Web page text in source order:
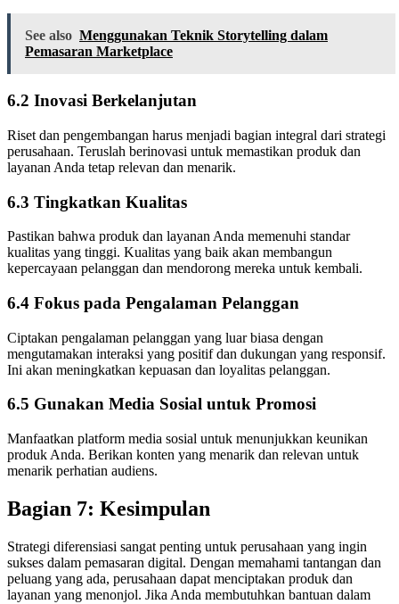
See also Menggunakan Teknik Storytelling dalam
Pemasaran Marketplace
6.2 Inovasi Berkelanjutan
Riset dan pengembangan harus menjadi bagian integral dari strategi
perusahaan. Teruslah berinovasi untuk memastikan produk dan
layanan Anda tetap relevan dan menarik.
6.3 Tingkatkan Kualitas
Pastikan bahwa produk dan layanan Anda memenuhi standar
kualitas yang tinggi. Kualitas yang baik akan membangun
kepercayaan pelanggan dan mendorong mereka untuk kembali.
6.4 Fokus pada Pengalaman Pelanggan
Ciptakan pengalaman pelanggan yang luar biasa dengan
mengutamakan interaksi yang positif dan dukungan yang responsif.
Ini akan meningkatkan kepuasan dan loyalitas pelanggan.
6.5 Gunakan Media Sosial untuk Promosi
Manfaatkan platform media sosial untuk menunjukkan keunikan
produk Anda. Berikan konten yang menarik dan relevan untuk
menarik perhatian audiens.
Bagian 7: Kesimpulan
Strategi diferensiasi sangat penting untuk perusahaan yang ingin
sukses dalam pemasaran digital. Dengan memahami tantangan dan
peluang yang ada, perusahaan dapat menciptakan produk dan
layanan yang menonjol. Jika Anda membutuhkan bantuan dalam